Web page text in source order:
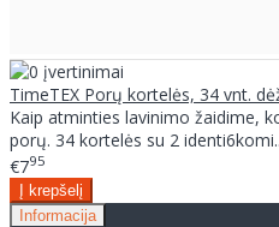
TimeTEX Porų kortelės, 34 vnt.
Kaip atminties lavinimo žaidime,
porų. 34 kortelės su 2 identi6komi..
€795
Informacija